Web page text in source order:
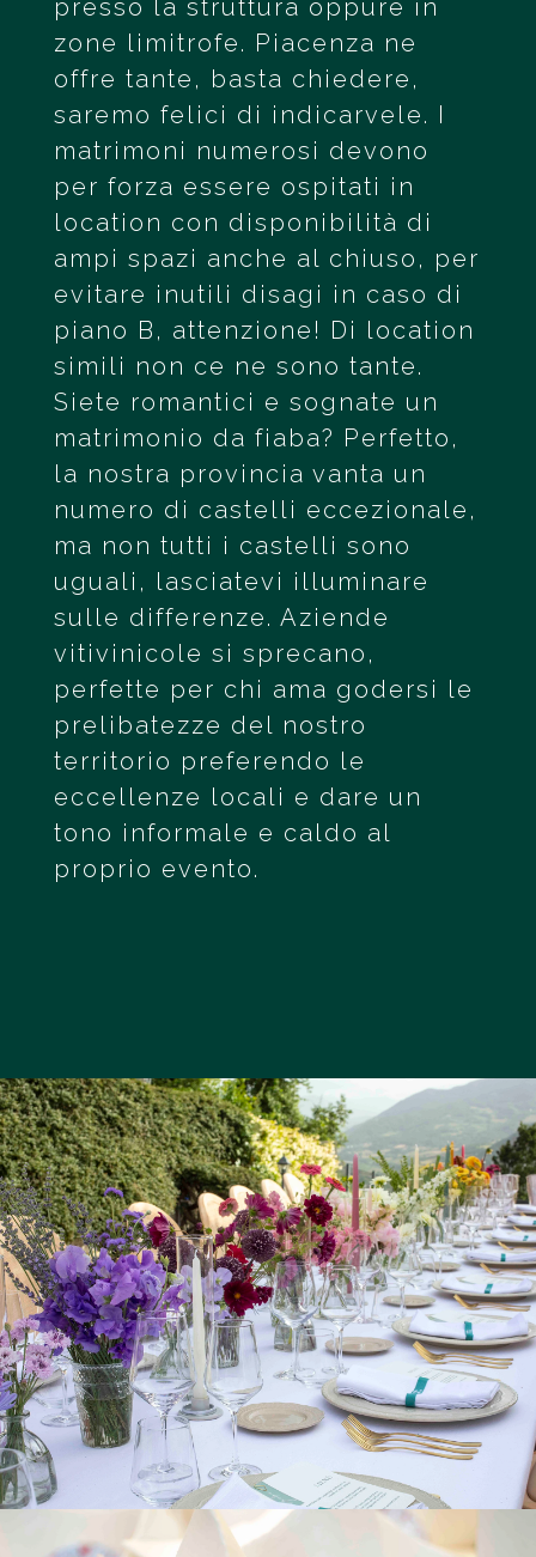
presso la struttura oppure in
zone limitrofe. Piacenza ne
offre tante, basta chiedere,
saremo felici di indicarvele. I
matrimoni numerosi devono
per forza essere ospitati in
location con disponibilità di
ampi spazi anche al chiuso, per
evitare inutili disagi in caso di
piano B, attenzione! Di location
simili non ce ne sono tante.
Siete romantici e sognate un
matrimonio da fiaba? Perfetto,
la nostra provincia vanta un
numero di castelli eccezionale,
ma non tutti i castelli sono
uguali, lasciatevi illuminare
sulle differenze. Aziende
vitivinicole si sprecano,
perfette per chi ama godersi le
prelibatezze del nostro
territorio preferendo le
eccellenze locali e dare un
tono informale e caldo al
proprio evento.